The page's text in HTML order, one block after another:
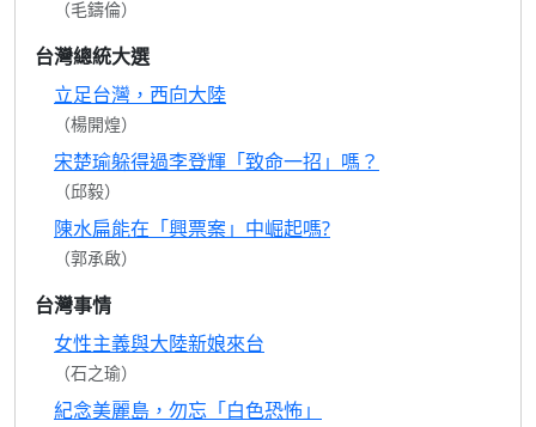
（毛鑄倫）
台灣總統大選
立足台灣，西向大陸
（楊開煌）
宋楚瑜躲得過李登輝「致命一招」嗎？
（邱毅）
陳水扁能在「興票案」中崛起嗎?
（郭承啟）
台灣事情
女性主義與大陸新娘來台
（石之瑜）
紀念美麗島，勿忘「白色恐怖」